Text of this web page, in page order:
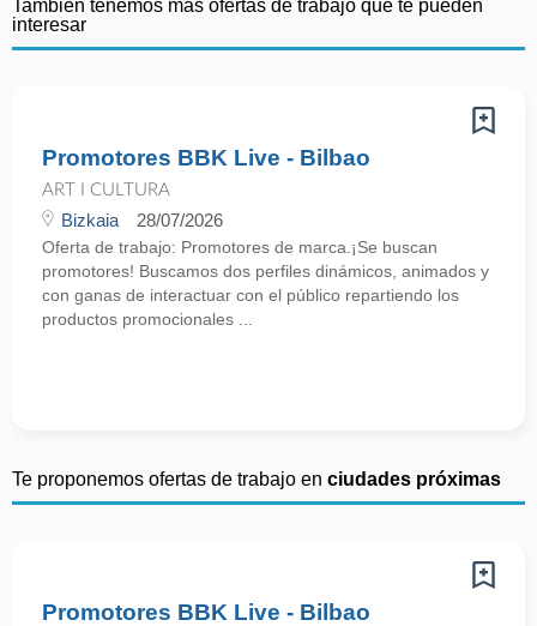
También tenemos más ofertas de trabajo que te pueden
interesar
Promotores BBK Live - Bilbao
ART I CULTURA
Bizkaia 28/07/2026
Oferta de trabajo: Promotores de marca.¡Se buscan
promotores! Buscamos dos perfiles dinámicos, animados y
con ganas de interactuar con el público repartiendo los
productos promocionales ...
Te proponemos ofertas de trabajo en ciudades próximas
Promotores BBK Live - Bilbao